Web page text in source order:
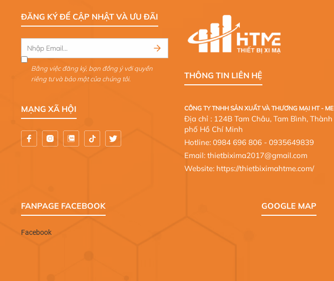
ĐĂNG KÝ ĐỂ CẬP NHẬT VÀ ƯU ĐÃI
Bằng việc đăng ký, bạn đồng ý với quyền
riêng tư và bảo mật của chúng tôi.
MẠNG XÃ HỘI
THÔNG TIN LIÊN HỆ
CÔNG TY TNHH SẢN XUẤT VÀ THƯƠNG MẠI HT - ME
Địa chỉ : 124B Tam Châu, Tam Bình, Thành
phố Hồ Chí Minh
Hotline: 0984 696 806- 0935649839
Email: thietbixima2017@gmail.com
Website: https://thietbiximahtme.com/
FANPAGE FACEBOOK
Facebook
GOOGLE MAP